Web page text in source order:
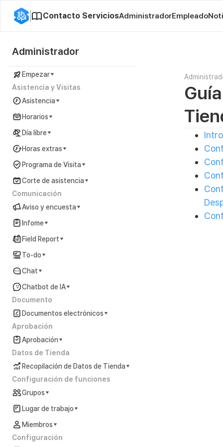
Contacto ServiciosAdministradorEmpleado
Administrador
Empezar
Asistencia y Visitas
Asistencia
Horarios
Día libre
Horas extras
Programa de Visita
Corte de asistencia
Comunicación
Aviso y encuesta
Infome
Field Report
To-do
Chat
Chatbot de IA
Documento
Documentos electrónicos
Aprobación
Aprobación
Datos de Tienda
Recopilación de Datos de Tienda
Configuración de funciones
Grupos
Lugar de trabajo
Miembros
Configuración